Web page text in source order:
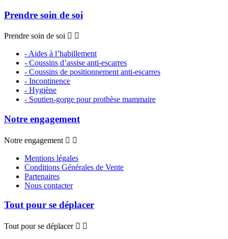
Prendre soin de soi
Prendre soin de soi  
- Aides à l’habillement
- Coussins d’assise anti-escarres
- Coussins de positionnement anti-escarres
- Incontinence
- Hygiène
- Soutien-gorge pour prothèse mammaire
Notre engagement
Notre engagement  
Mentions légales
Conditions Générales de Vente
Partenaires
Nous contacter
Tout pour se déplacer
Tout pour se déplacer  